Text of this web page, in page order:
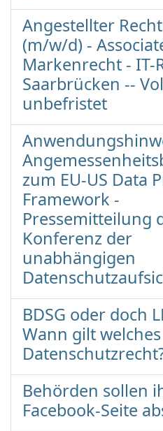
Angestellter
(m/w/d) -
Markenrecht - IT-
Saarbrücken --
unbefristet
zum EU-US Data
Framework -
Pressemitteilung
Konferenz der
unabhängigen
BDSG oder doch
Wann gilt welches
Behörden sollen
Facebook-Seite